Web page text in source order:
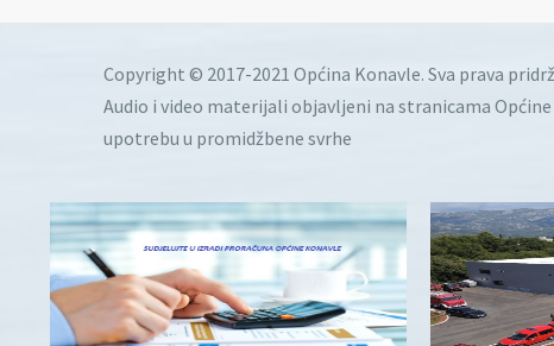
Copyright © 2017-2021 Općina Konavle. Sva prava
Audio i video materijali objavljeni na stranicama
upotrebu u promidžbene svrhe